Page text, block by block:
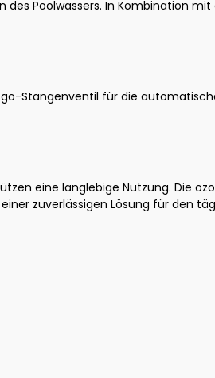
Poolwassers. In Kombination
Stangenventil für die
eine langlebige Nutzung. Die
zuverlässigen Lösung für den